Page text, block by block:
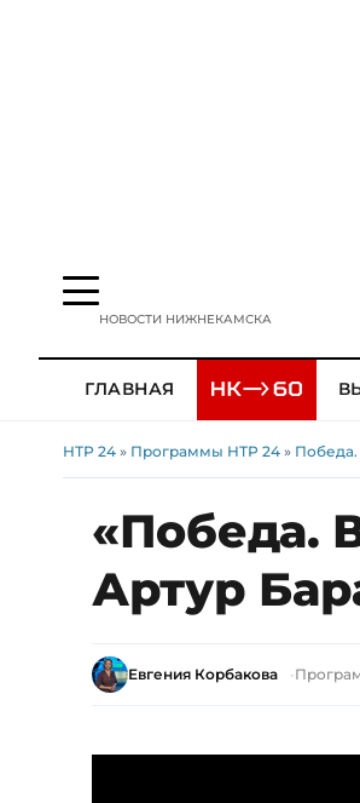
НОВОСТИ НИЖНЕКАМСКА
ГЛАВНАЯ
НТР 24 » Программы НТР 24 »
«Победа.
Артур
Евгения Корбакова